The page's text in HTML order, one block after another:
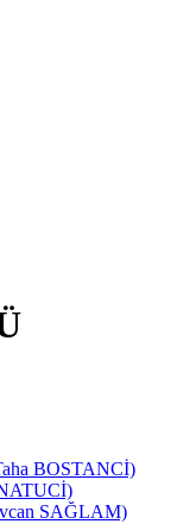
BOSTANCİ)
SAĞLAM)